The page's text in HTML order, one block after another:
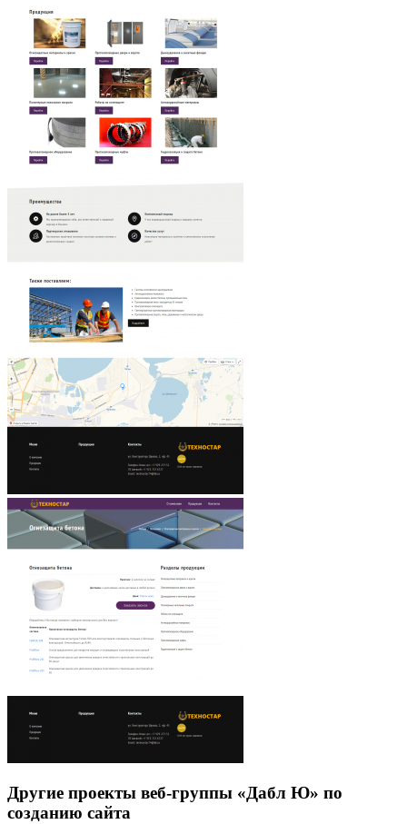
Другие проекты веб-группы «Дабл Ю» по
созданию сайта